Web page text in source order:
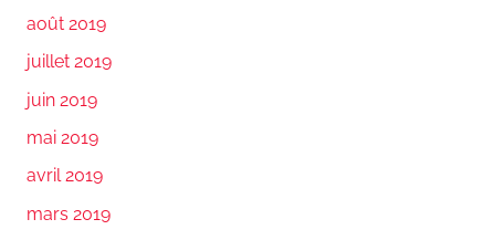
août 2019
juillet 2019
juin 2019
mai 2019
avril 2019
mars 2019